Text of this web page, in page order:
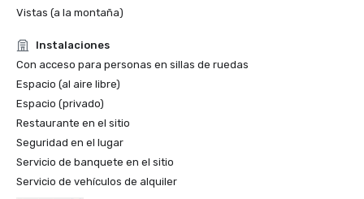
Vistas (a la montaña)
Instalaciones
Con acceso para personas en sillas de ruedas
Espacio (al aire libre)
Espacio (privado)
Restaurante en el sitio
Seguridad en el lugar
Servicio de banquete en el sitio
Servicio de vehículos de alquiler